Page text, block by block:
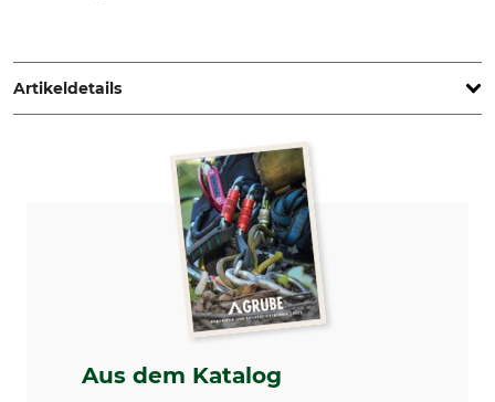
Bietigheim-Bissingen, Germany, www.siedra.de
Artikeldetails
Produkttyp
Stehleiter
Herstellung
Made in Germany
Aus dem Katalog